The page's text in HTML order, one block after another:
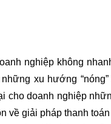
nghiệp không
xu hướng
cho doanh nghiệp
về giải pháp thanh